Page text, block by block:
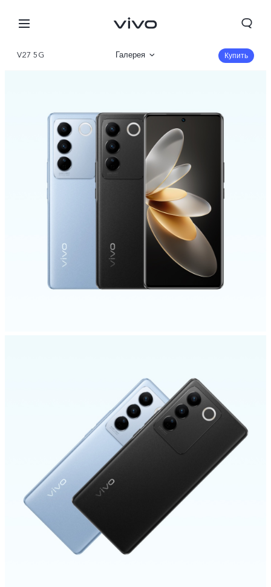
V27 5G Галерея
Характеристики
Купить